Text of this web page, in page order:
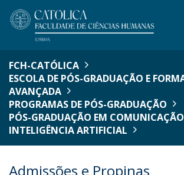
FCH-CATÓLICA
ESCOLA DE PÓS-GRADUAÇÃO E
AVANÇADA
PROGRAMAS DE PÓS-GRADUAÇÃO
PÓS-GRADUAÇÃO EM
INTELIGÊNCIA ARTIFICIAL
Admissões e Propinas